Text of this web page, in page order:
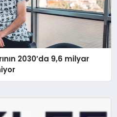
2030’da 9,6 milyar